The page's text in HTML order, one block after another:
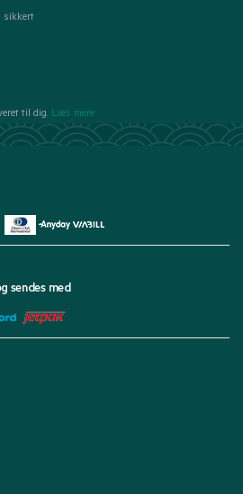
sikkert
til dig. Læs mere
sendes med